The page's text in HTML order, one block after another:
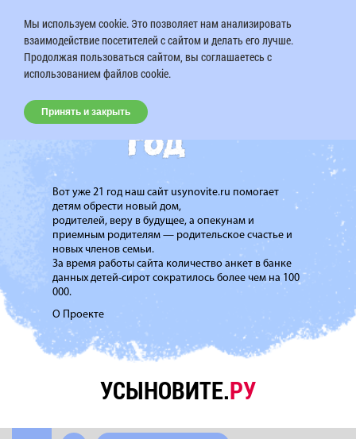
Вот уже 21 год наш сайт usynovite.ru помогает
детям обрести новый дом,
родителей, веру в будущее, а опекунам и
приемным родителям — родительское счастье и
новых членов семьи.
За время работы сайта количество анкет в банке
данных детей-сирот сократилось более чем на 100
000.
О Проекте
УСЫНОВИТЕ.РУ
Мы используем cookie. Это позволяет нам анализировать
взаимодействие посетителей с сайтом и делать его лучше.
Продолжая пользоваться сайтом, вы соглашаетесь с
использованием файлов cookie.
Принять и закрыть